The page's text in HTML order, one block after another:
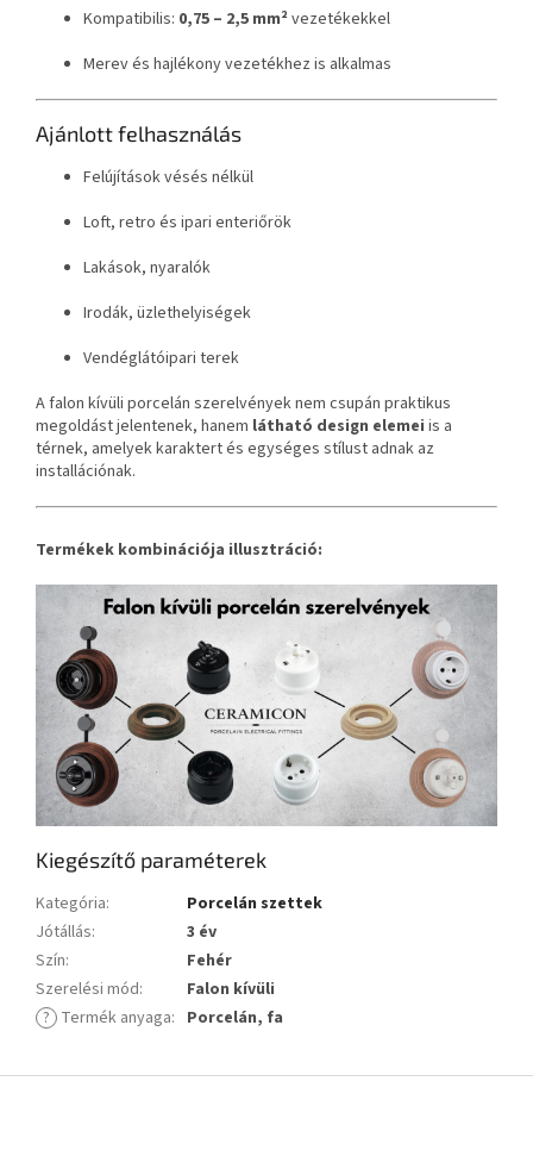
Kompatibilis: 0,75 – 2,5 mm²vezetékekkel
Merev és hajlékony vezetékhez is alkalmas
Ajánlott felhasználás
Felújítások vésés nélkül
Loft, retro és ipari enteriőrök
Lakások, nyaralók
Irodák, üzlethelyiségek
Vendéglátóipari terek
A falon kívüli porcelán szerelvények nem csupán praktikus
megoldást jelentenek, hanem látható design elemei is a
térnek, amelyek karaktert és egységes stílust adnak az
installációnak.
Termékek kombinációja illusztráció:
Kiegészítő paraméterek
Kategória:
Porcelán szettek
Jótállás:
3 év
Szín:
Fehér
Szerelési mód:
Falon kívüli
? Termék anyaga: Porcelán, fa